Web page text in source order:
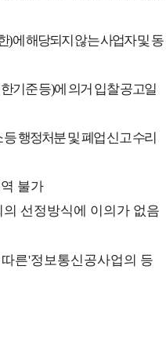
)에 해당되지 않는 사업자 및 동
기준 등)에 의거 입찰 공고일
행정처분 및 폐업 신고 수리
불가
선정방식에 이의가 없음
른'정보통신공사업의 등